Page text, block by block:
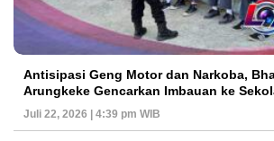
Antisipasi Geng Motor dan Narkoba,
Arungkeke Gencarkan Imbauan ke
Juli 22, 2026 | 4:39 pm WIB